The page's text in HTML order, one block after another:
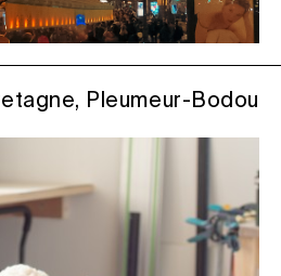
Pleumeur-Bodou